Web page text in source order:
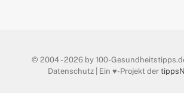
© 2004 - 2026 by 100-
Datenschutz | Ein ♥️-Projekt der